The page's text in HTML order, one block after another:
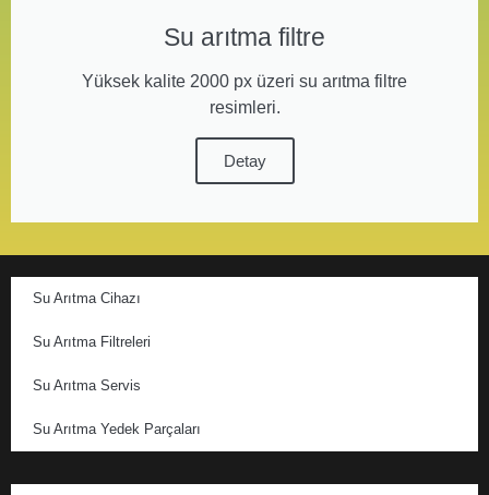
Su arıtma filtre
Yüksek kalite 2000 px üzeri su arıtma filtre
resimleri.
Detay
Su Arıtma Cihazı
Su Arıtma Filtreleri
Su Arıtma Servis
Su Arıtma Yedek Parçaları